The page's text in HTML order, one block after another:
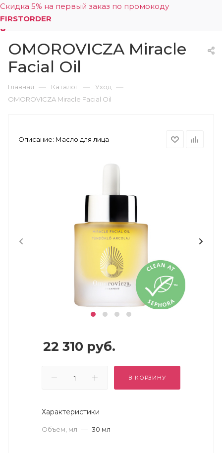
Скидка 5% на первый заказ по промокоду
FIRSTORDER
0
OMOROVICZA Miracle
Facial Oil
Главная — Каталог — Уход —
OMOROVICZA Miracle Facial Oil
Описание: Масло для лица
22 310 руб.
В КОРЗИНУ
Характеристики
Объем, мл — 30 мл